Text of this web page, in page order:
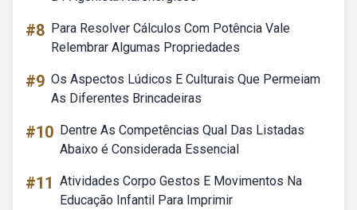
#8 Para Resolver Cálculos Com Potência Vale
Relembrar Algumas Propriedades
#9 Os Aspectos Lúdicos E Culturais Que Permeiam
As Diferentes Brincadeiras
#10 Dentre As Competências Qual Das Listadas
Abaixo é Considerada Essencial
#11 Atividades Corpo Gestos E Movimentos Na
Educação Infantil Para Imprimir